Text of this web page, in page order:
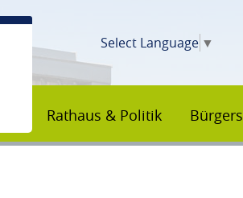
Select Language ▼
Rathaus & Politik